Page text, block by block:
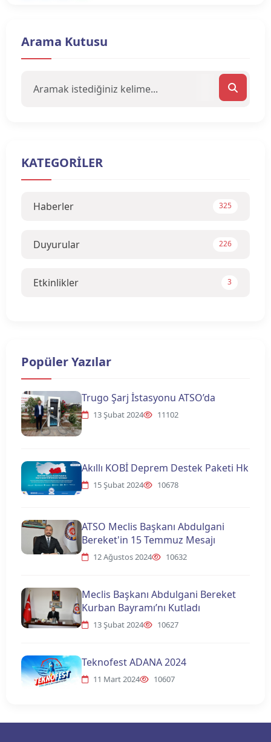
Arama Kutusu
KATEGORİLER
Haberler 325
Duyurular 226
Etkinlikler 3
Popüler Yazılar
Trugo Şarj İstasyonu ATSO’da
13 Şubat 2024 11102
Akıllı KOBİ Deprem Destek Paketi Hk
15 Şubat 2024 10678
ATSO Meclis Başkanı Abdulgani
Bereket'in 15 Temmuz Mesajı
12 Ağustos 2024 10632
Meclis Başkanı Abdulgani Bereket
Kurban Bayramı’nı Kutladı
13 Şubat 2024 10627
Teknofest ADANA 2024
11 Mart 2024 10607